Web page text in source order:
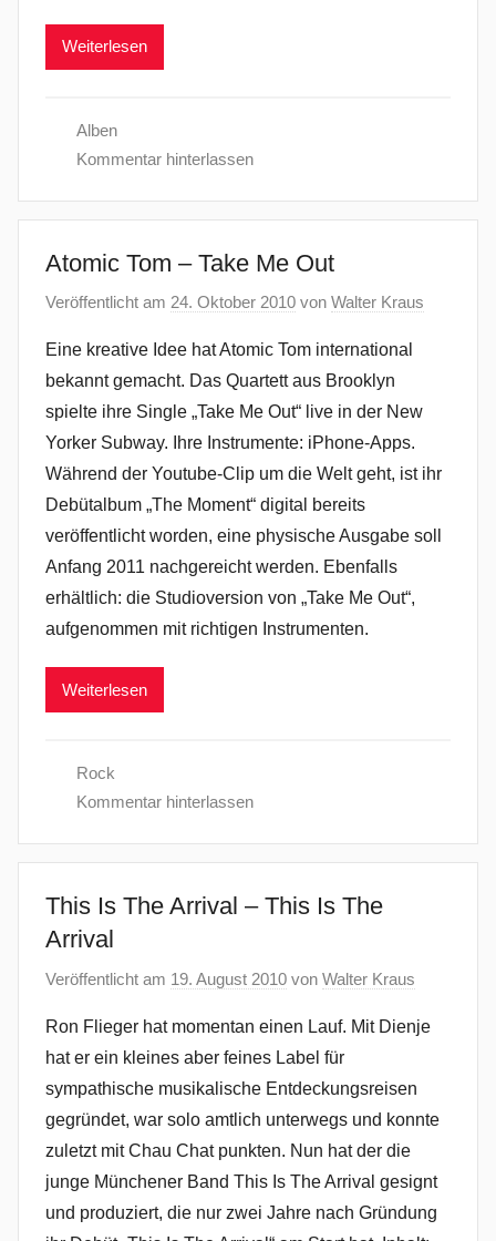
Weiterlesen
Alben
Kommentar hinterlassen
Atomic Tom – Take Me Out
Veröffentlicht am 24. Oktober 2010 von Walter Kraus
Eine kreative Idee hat Atomic Tom international
bekannt gemacht. Das Quartett aus Brooklyn
spielte ihre Single „Take Me Out“ live in der New
Yorker Subway. Ihre Instrumente: iPhone-Apps.
Während der Youtube-Clip um die Welt geht, ist ihr
Debütalbum „The Moment“ digital bereits
veröffentlicht worden, eine physische Ausgabe soll
Anfang 2011 nachgereicht werden. Ebenfalls
erhältlich: die Studioversion von „Take Me Out“,
aufgenommen mit richtigen Instrumenten.
Weiterlesen
Rock
Kommentar hinterlassen
This Is The Arrival – This Is The
Arrival
Veröffentlicht am 19. August 2010 von Walter Kraus
Ron Flieger hat momentan einen Lauf. Mit Dienje
hat er ein kleines aber feines Label für
sympathische musikalische Entdeckungsreisen
gegründet, war solo amtlich unterwegs und konnte
zuletzt mit Chau Chat punkten. Nun hat der die
junge Münchener Band This Is The Arrival gesignt
und produziert, die nur zwei Jahre nach Gründung